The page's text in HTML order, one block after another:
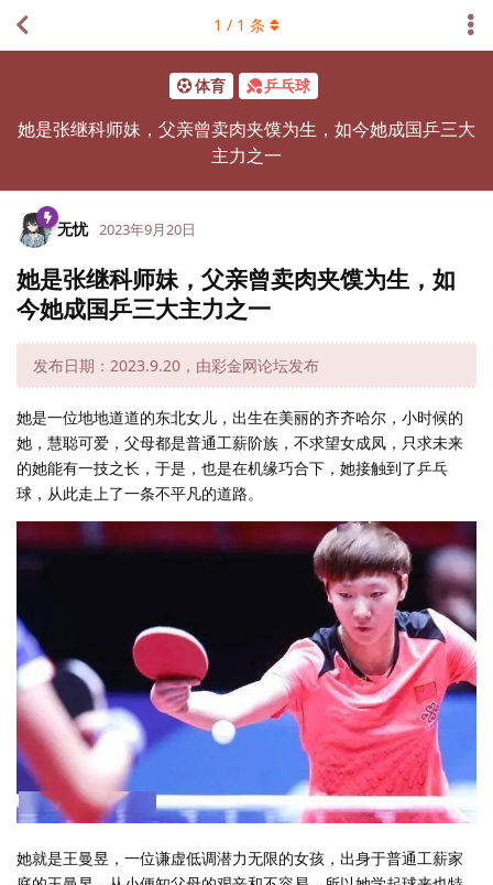
体育 乒乓球
她是张继科师妹，父亲曾卖肉夹馍为生，如今她成国乒三大
主力之一
1 / 1 条
无忧 2023年9月20日
她是张继科师妹，父亲曾卖肉夹馍为生，如
今她成国乒三大主力之一
发布日期：2023.9.20，由彩金网论坛发布
她是一位地地道道的东北女儿，出生在美丽的齐齐哈尔，小时候的
她，慧聪可爱，父母都是普通工薪阶族，不求望女成凤，只求未来
的她能有一技之长，于是，也是在机缘巧合下，她接触到了乒乓
球，从此走上了一条不平凡的道路。
她就是王曼昱，一位谦虚低调潜力无限的女孩，出身于普通工薪家